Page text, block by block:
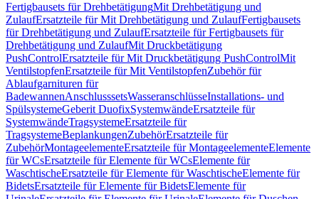
Fertigbausets für DrehbetätigungMit Drehbetätigung und
ZulaufErsatzteile für Mit Drehbetätigung und ZulaufFertigbausets
für Drehbetätigung und ZulaufErsatzteile für Fertigbausets für
Drehbetätigung und ZulaufMit Druckbetätigung
PushControlErsatzteile für Mit Druckbetätigung PushControlMit
VentilstopfenErsatzteile für Mit VentilstopfenZubehör für
Ablaufgarnituren für
BadewannenAnschlusssetsWasseranschlüsseInstallations- und
SpülsystemeGeberit DuofixSystemwändeErsatzteile für
SystemwändeTragsystemeErsatzteile für
TragsystemeBeplankungenZubehörErsatzteile für
ZubehörMontageelementeErsatzteile für MontageelementeElemente
für WCsErsatzteile für Elemente für WCsElemente für
WaschtischeErsatzteile für Elemente für WaschtischeElemente für
BidetsErsatzteile für Elemente für BidetsElemente für